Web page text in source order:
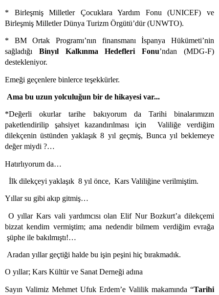
*
Birleşmiş Milletler Çocuklara Yardım Fonu (UNICEF) ve
Birleşmiş Milletler Dünya Turizm Örgütü’dür (UNWTO).
* BM Ortak Programı’nın finansmanı İspanya Hükümeti’nin
sağladığı Binyıl Kalkınma Hedefleri Fonu’ndan (MDG-F)
destekleniyor.
Emeği geçenlere binlerce teşekkürler.
Ama bu uzun yolculuğun bir de hikayesi var...
*Değerli okurlar tarihe bakıyorum da Tarihi binalarımızın
paketlendirilip şahsiyet kazandırılması için
Valiliğe verdiğim
dilekçenin üstünden yaklaşık 8 yıl geçmiş, Bunca yıl beklemeye
değer miydi ?…
Hatırlıyorum da…
İlk dilekçeyi yaklaşık 8 yıl önce, Kars Valiliğine verilmiştim.
Yıllar su gibi akıp gitmiş…
O yıllar Kars vali yardımcısı olan Elif Nur Bozkurt’a dilekçemi
bizzat kendim vermiştim; ama nedendir bilmem verdiğim evrağa
şüphe ile bakılmıştı!…
Aradan yıllar geçtiği halde bu işin peşini hiç bırakmadık.
O yıllar; Kars Kültür ve Sanat Derneği adına
Sayın Valimiz Mehmet Ufuk Erdem’e Valilik makamında “Tarihi